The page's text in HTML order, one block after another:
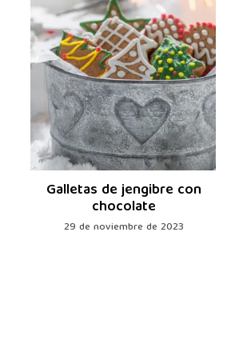
Galletas de jengibre con
chocolate
29 de noviembre de 2023